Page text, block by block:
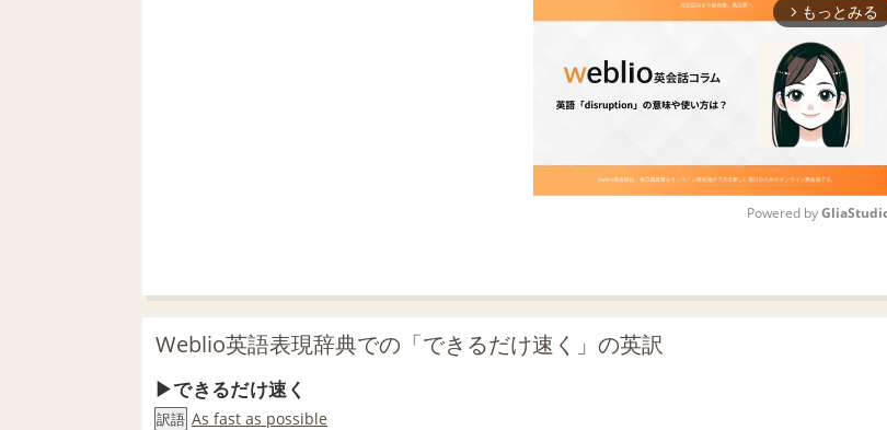
arrow_forward_ios もっとみる
Powered by
Weblio英語表現辞典での「できるだけ速く」の英訳
できるだけ速く
訳語 As fast as possible